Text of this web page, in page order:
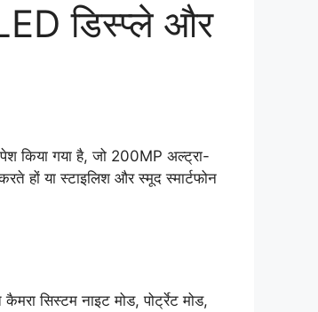
डिस्प्ले और
किया गया है, जो 200MP अल्ट्रा-
हों या स्टाइलिश और स्मूद स्मार्टफोन
सिस्टम नाइट मोड, पोर्ट्रेट मोड,